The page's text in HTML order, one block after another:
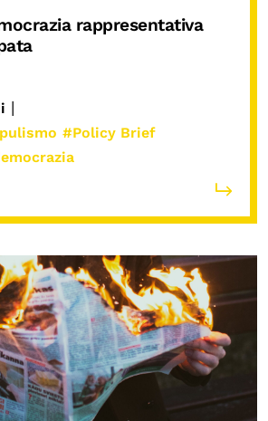
rappresentativa
|
#Policy Brief